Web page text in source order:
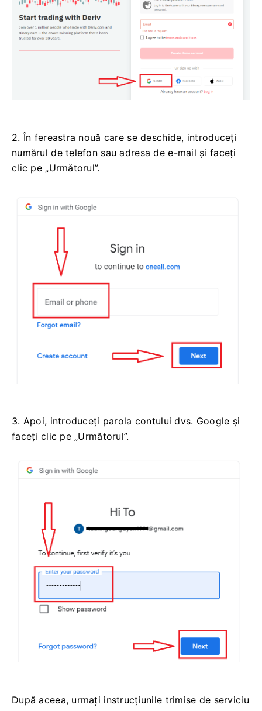
2. În fereastra nouă care se deschide, introduceți
numărul de telefon sau adresa de e-mail și faceți
clic pe „Următorul”.
3. Apoi, introduceți parola contului dvs. Google și
faceți clic pe „Următorul”.
După aceea, urmați instrucțiunile trimise de serviciu